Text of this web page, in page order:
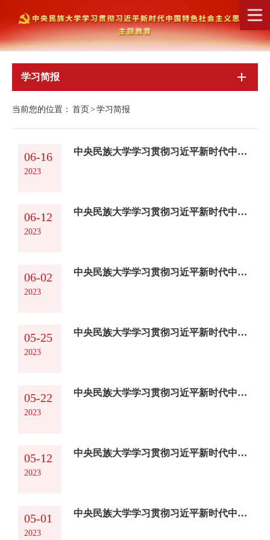
学习简报
当前您的位置： 首页 > 学习简报
06-16
2023
中央民族大学学习贯彻习近平新时代中国特色社会主义思想主题教育简报第9期
06-12
2023
中央民族大学学习贯彻习近平新时代中国特色社会主义思想主题教育简报第8期
06-02
2023
中央民族大学学习贯彻习近平新时代中国特色社会主义思想主题教育简报第7期
05-25
2023
中央民族大学学习贯彻习近平新时代中国特色社会主义思想主题教育简报第6期
05-22
2023
中央民族大学学习贯彻习近平新时代中国特色社会主义思想主题教育简报第5期
05-12
2023
中央民族大学学习贯彻习近平新时代中国特色社会主义思想主题教育简报第4期
05-01
2023
中央民族大学学习贯彻习近平新时代中国特色社会主义思想主题教育简报第3期